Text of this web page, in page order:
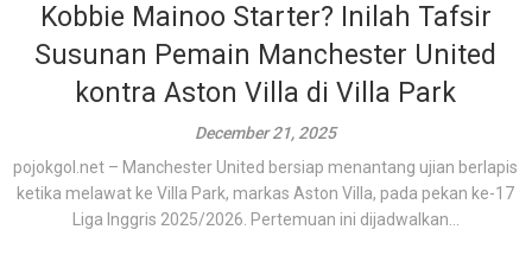
Kobbie Mainoo Starter? Inilah Tafsir
Susunan Pemain Manchester United
kontra Aston Villa di Villa Park
December 21, 2025
pojokgol.net – Manchester United bersiap menantang ujian berlapis
ketika melawat ke Villa Park, markas Aston Villa, pada pekan ke-17
Liga Inggris 2025/2026. Pertemuan ini dijadwalkan...